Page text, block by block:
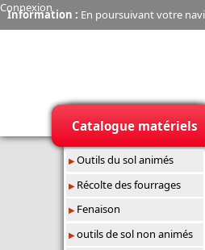
Information : En poursuivant votre
Connexion
Catalogue matériels
Outils du sol animés
Récolte des fourrages
Fenaison
outils de sol non animés